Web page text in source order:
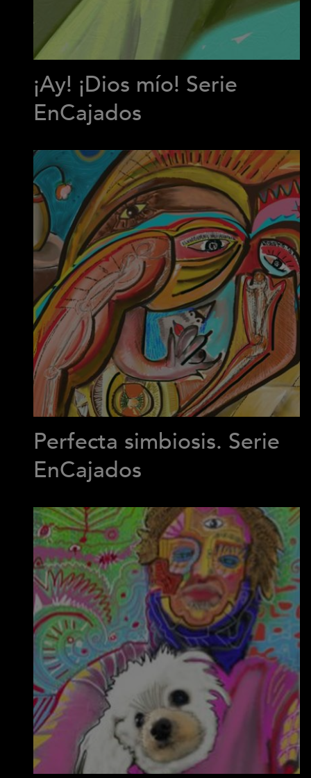
¡Ay! ¡Dios mío! Serie
EnCajados
Perfecta simbiosis. Serie
EnCajados